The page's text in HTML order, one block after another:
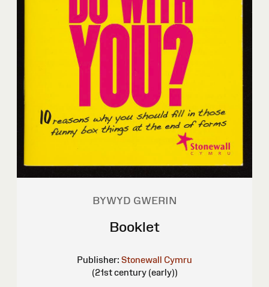
BYWYD GWERIN
Booklet
Publisher: Stonewall Cymru
(21st century (early))